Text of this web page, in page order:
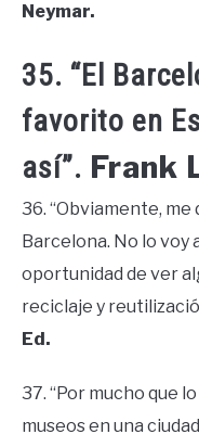
Neymar.
35. “El
favorito en
así”. Frank
36. “Obviamente, me
Barcelona. No lo voy
oportunidad de ver
reciclaje y
Ed.
37. “Por mucho que
museos en una